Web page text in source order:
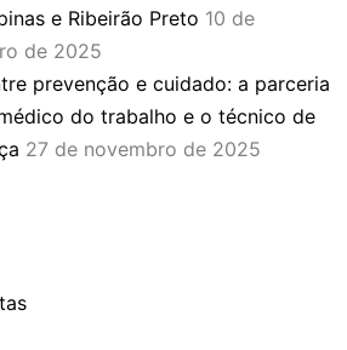
e Ribeirão Preto 10 de
de 2025
prevenção e cuidado: a parceria
do trabalho e o técnico de
27 de novembro de 2025